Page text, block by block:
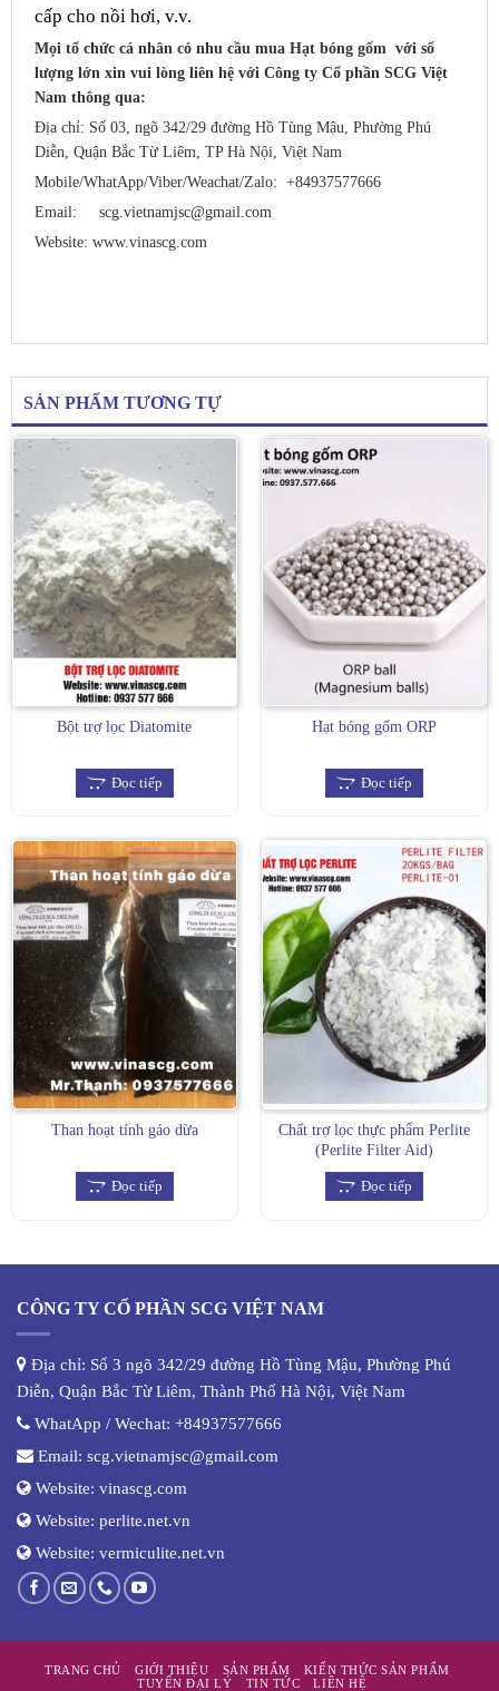
cấp cho nồi hơi, v.v.
Mọi tổ chức cá nhân có nhu cầu mua Hạt bóng gốm với số
lượng lớn xin vui lòng liên hệ với Công ty Cổ phần SCG Việt
Namthông qua:
Địa chỉ: Số 03, ngõ 342/29 đường Hồ Tùng Mậu, Phường Phú
Diễn, Quận Bắc Từ Liêm, TP Hà Nội, Việt Nam
Mobile/WhatApp/Viber/Weachat/Zalo: +84937577666
Email: scg.vietnamjsc@gmail.com
Website: www.vinascg.com
SẢN PHẨM TƯƠNG TỰ
Bột trợ lọc Diatomite
Đọc tiếp
Hạt bóng gốm ORP
Đọc tiếp
Than hoạt tính gáo dừa
Đọc tiếp
Chất trợ lọc thực phẩm Perlite
(Perlite Filter Aid)
Đọc tiếp
CÔNG TY CỔ PHẦN SCG VIỆT NAM
Địa chỉ: Số 3 ngõ 342/29 đường Hồ Tùng Mậu, Phường Phú
Diễn, Quận Bắc Từ Liêm, Thành Phố Hà Nội, Việt Nam
WhatApp / Wechat: +84937577666
Email: scg.vietnamjsc@gmail.com
Website: vinascg.com
Website: perlite.net.vn
Website: vermiculite.net.vn
TRANG CHỦ GIỚI THIỆU SẢN PHẨM
KIẾN THỨC SẢN PHẨM
TUYỂN ĐẠI LÝ
TIN TỨC LIÊN HỆ